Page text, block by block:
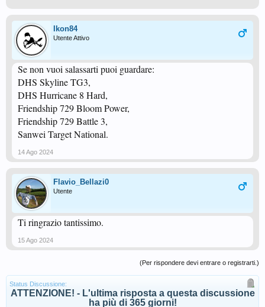
Ikon84
Utente Attivo
Se non vuoi salassarti puoi guardare:
DHS Skyline TG3,
DHS Hurricane 8 Hard,
Friendship 729 Bloom Power,
Friendship 729 Battle 3,
Sanwei Target National.
14 Ago 2024
Flavio_Bellazi0
Utente
Ti ringrazio tantissimo.
15 Ago 2024
(Per rispondere devi entrare o registrarti.)
Status Discussione:
ATTENZIONE! - L'ultima risposta a questa discussione
ha più di 365 giorni!